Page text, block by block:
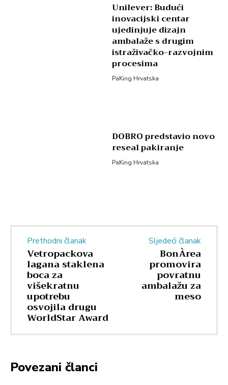
Unilever: Budući
inovacijski centar
ujedinjuje dizajn
ambalaže s drugim
istraživačko-razvojnim
procesima
PaKing Hrvatska
DOBRO predstavio novo
reseal pakiranje
PaKing Hrvatska
Prethodni članak
Vetropackova
lagana staklena
boca za
višekratnu
upotrebu
osvojila drugu
WorldStar Award
Sljedeći članak
BonÀrea
promovira
povratnu
ambalažu za
meso
Povezani članci